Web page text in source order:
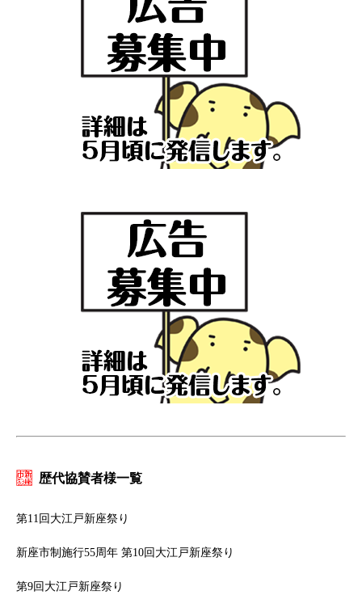
歴代協賛者様一覧
第11回大江戸新座祭り
新座市制施行55周年 第10回大江戸新座祭り
第9回大江戸新座祭り